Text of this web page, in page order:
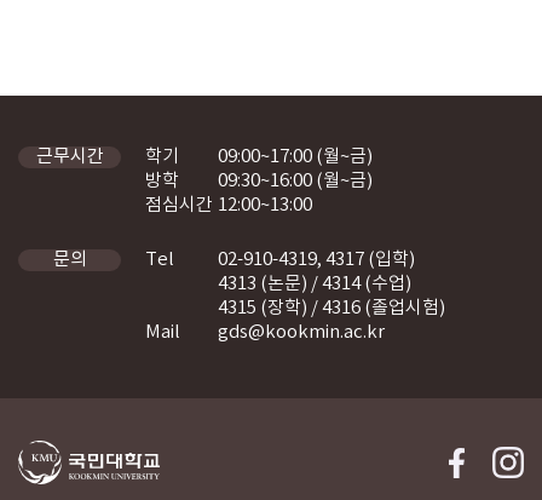
근무시간 학기
09:00~17:00 (월~금)
방학
09:30~16:00 (월~금)
점심시간 12:00~13:00
문의 Tel
02-910-4319, 4317 (입학)
4313 (논문) / 4314 (수업)
4315 (장학) / 4316 (졸업시험)
Mail
gds@kookmin.ac.kr